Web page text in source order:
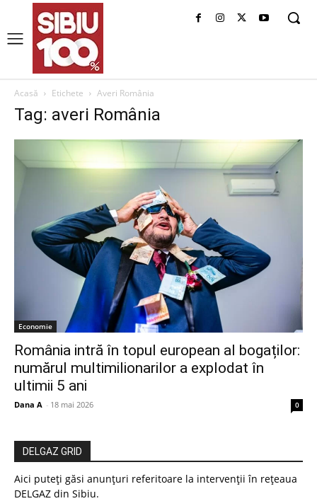
Acasă Etichete Averi România
Tag: averi România
Economie
România intră în topul european al bogaților:
numărul multimilionarilor a explodat în
ultimii 5 ani
Dana A - 18 mai 2026 0
DELGAZ GRID
Aici puteți găsi anunțuri referitoare la intervenții în rețeaua
DELGAZ din Sibiu.